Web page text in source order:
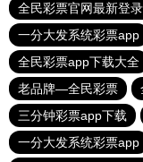
全民彩票官网最新登
一分大发系统彩票app
全民彩票app下载大全
老品牌—全民彩票
三分钟彩票app下载
一分大发系统彩票app